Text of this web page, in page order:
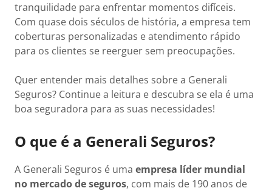
tranquilidade para enfrentar momentos difíceis.
Com quase dois séculos de história, a empresa tem
coberturas personalizadas e atendimento rápido
para os clientes se reerguer sem preocupações.
Quer entender mais detalhes sobre a Generali
Seguros? Continue a leitura e descubra se ela é uma
boa seguradora para as suas necessidades!
O que é a Generali Seguros?
A Generali Seguros é uma empresa líder mundial
no mercado de seguros, com mais de 190 anos de